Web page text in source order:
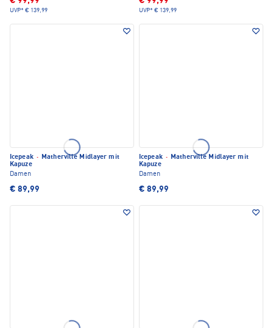
UVP* € 139,99 UVP* € 139,99
Icepeak · Matherville Midlayer mit
Kapuze
Damen
€ 89,99
Icepeak · Matherville Midlayer mit
Kapuze
Damen
€ 89,99